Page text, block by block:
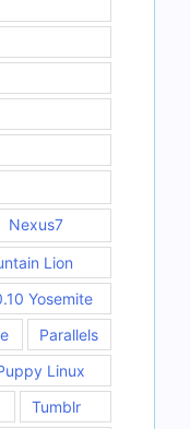
Nexus7
Lion
Yosemite
Parallels
Linux
Tumblr